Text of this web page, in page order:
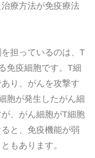
療方法が免疫療法
担っているのは、T
免疫細胞です。T細
り、がんを攻撃す
胞が発生したがん細
、がん細胞がT細胞
と、免疫機能が弱
もあります。